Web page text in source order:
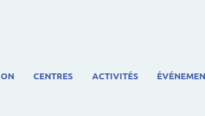
CENTRES ACTIVITÉS